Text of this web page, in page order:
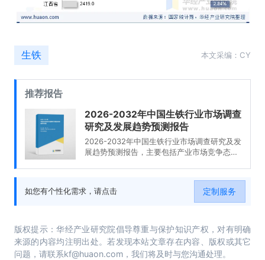
生铁 本文采编：CY
推荐报告
2026-2032年中国生铁行业市场调查
研究及发展趋势预测报告
2026-2032年中国生铁行业市场调查研究及发
展趋势预测报告，主要包括产业市场竞争态势
如您有个性化需求，请点击
定制服务
版权提示：华经产业研究院倡导尊重与保护知识产权，对有明确
来源的内容均注明出处。若发现本站文章存在内容、版权或其它
问题，请联系kf@huaon.com，我们将及时与您沟通处理。